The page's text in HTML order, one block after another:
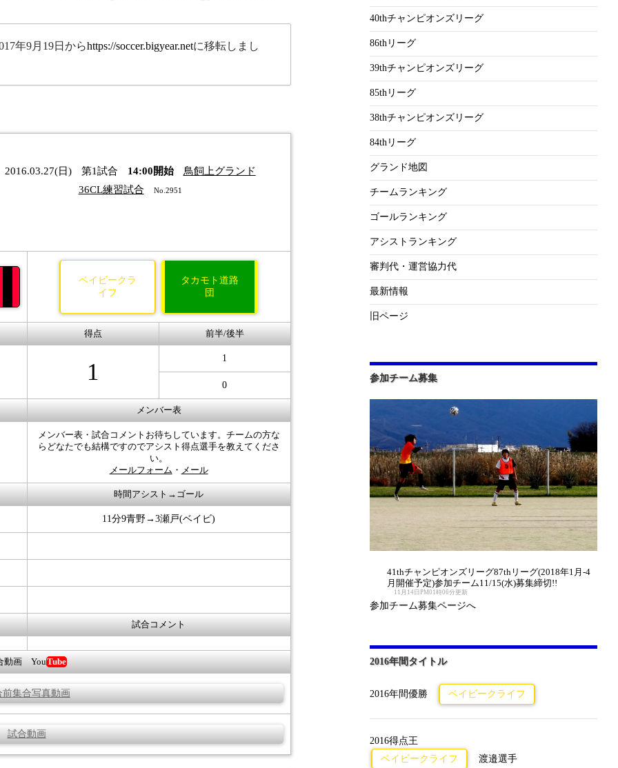
年9月19日からhttps://soccer.bigyear.netに移転しまし
2016.03.27(日) 第1試合 14:00開始
鳥飼上グランド
36CL練習試合
No.2951
ベイビークラ
イフ
タカモト道路
団
得点 前半/後半
1
1
0
メンバー表
メンバー表・試合コメントお待ちしています。チームの方な
らどなたでも結構ですのでアシスト得点選手を教えてくださ
い。
メールフォーム ・ メール
時間アシスト→ゴール
11分9青野→3瀬戸(ベイビ)
試合コメント
動画 YouTube
前集合写真動画
試合動画
40thチャンピオンズリーグ
86thリーグ
39thチャンピオンズリーグ
85thリーグ
38thチャンピオンズリーグ
84thリーグ
グランド地図
チームランキング
ゴールランキング
アシストランキング
審判代・運営協力代
最新情報
旧ページ
参加チーム募集
41thチャンピオンズリーグ87thリーグ(2018年1月-4
月開催予定)参加チーム11/15(水)募集締切!!
11月14日PM01時06分更新
参加チーム募集ページへ
2016年間タイトル
2016年間優勝 ベイビークライフ
2016得点王
ベイビークライフ
渡邉選手